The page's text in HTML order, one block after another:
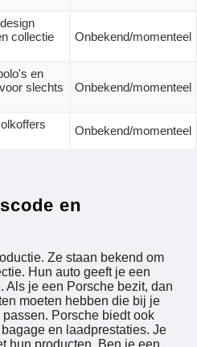
collectie
Onbekend/momenteel
en
slechts
Onbekend/momenteel
Onbekend/momenteel
en
Ze staan ​​bekend om
Hun auto geeft je een
Als je een Porsche bezit, dan
moeten hebben die bij je
Porsche biedt ook
en laadprestaties. Je
hun producten. Ben je een